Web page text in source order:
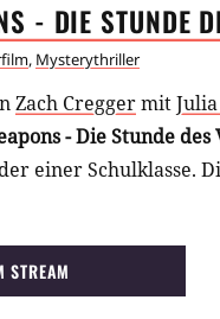
- DIE STUNDE
, Mysterythriller
Zach Creggermit
- Die Stunde
einer Schulklasse.
STREAM